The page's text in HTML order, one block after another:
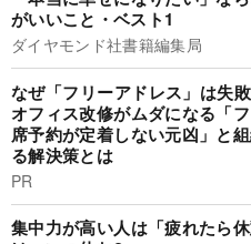
がいいこと・ベスト1
ダイヤモンド社書籍編集局
なぜ「フリーアドレス」は失
オフィス改修がムダになる「
席予約が定着しない元凶」と
る解決策とは
PR
集中力が高い人は「疲れたら